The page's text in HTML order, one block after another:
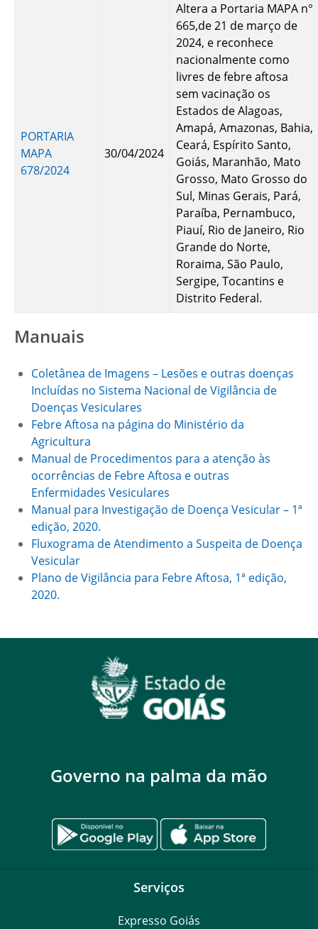
PORTARIA
MAPA
678/2024
30/04/2024
Altera a Portaria MAPA n°
665,de 21 de março de
2024, e reconhece
nacionalmente como
livres de febre aftosa
sem vacinação os
Estados de Alagoas,
Amapá, Amazonas, Bahia,
Ceará, Espírito Santo,
Goiás, Maranhão, Mato
Grosso, Mato Grosso do
Sul, Minas Gerais, Pará,
Paraíba, Pernambuco,
Piauí, Rio de Janeiro, Rio
Grande do Norte,
Roraima, São Paulo,
Sergipe, Tocantins e
Distrito Federal.
Manuais
Coletânea de Imagens – Lesões e outras doenças
Incluídas no Sistema Nacional de Vigilância de
Doenças Vesiculares
Febre Aftosa na página do Ministério da
Agricultura
Manual de Procedimentos para a atenção às
ocorrências de Febre Aftosa e outras
Enfermidades Vesiculares
Manual para Investigação de Doença Vesicular – 1ª
edição, 2020.
Fluxograma de Atendimento a Suspeita de Doença
Vesicular
Plano de Vigilância para Febre Aftosa, 1ª edição,
2020.
Governo na palma da mão
Serviços
Expresso Goiás